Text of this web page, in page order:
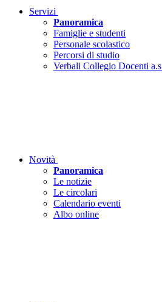
Servizi
Panoramica
Famiglie e studenti
Personale scolastico
Percorsi di studio
Verbali Collegio Docenti
Novità
Panoramica
Le notizie
Le circolari
Calendario eventi
Albo online